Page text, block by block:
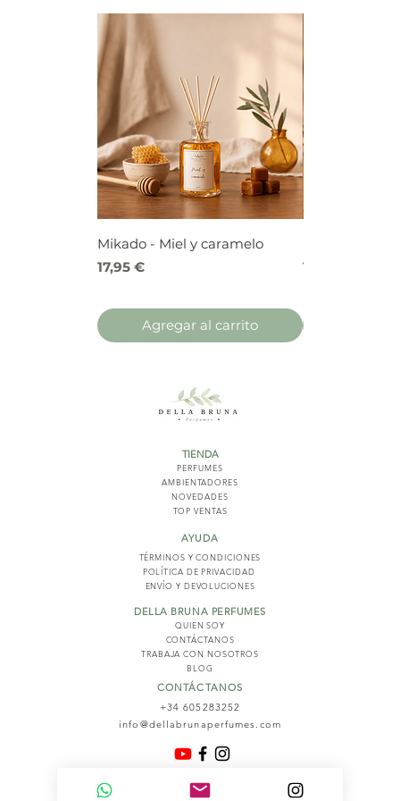
Mikado - Miel y caramelo
Precio
17,95 €
Agregar al carrito
Precio
17,95 €
TIENDA
PERFUMES
AMBIENTADORES
NOVEDADES
TOP VENTAS
AYUDA
TÉRMINOS Y CONDICIONES
POLÍTICA DE PRIVACIDAD
ENVÍO Y DEVOLUCIONES
DELLA BRUNA PERFUMES
QUIEN SOY
CONTÁCTANOS
TRABAJA CON NOSOTROS
BLOG
CONTÁCTANOS
+34 605283252
info@dellabrunaperfumes.com
Della Bruna Perfumes